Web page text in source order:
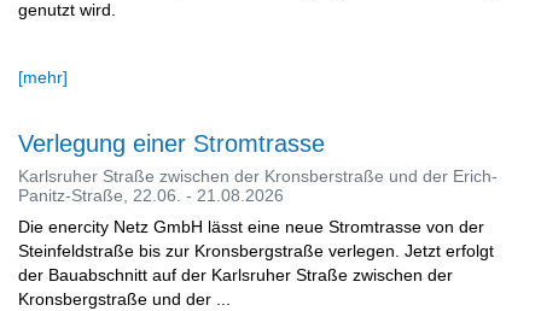
genutzt wird.
[mehr]
Verlegung einer Stromtrasse
Karlsruher Straße zwischen der Kronsberstraße und der Erich-
Panitz-Straße, 22.06. - 21.08.2026
Die enercity Netz GmbH lässt eine neue Stromtrasse von der
Steinfeldstraße bis zur Kronsbergstraße verlegen. Jetzt erfolgt
der Bauabschnitt auf der Karlsruher Straße zwischen der
Kronsbergstraße und der ...